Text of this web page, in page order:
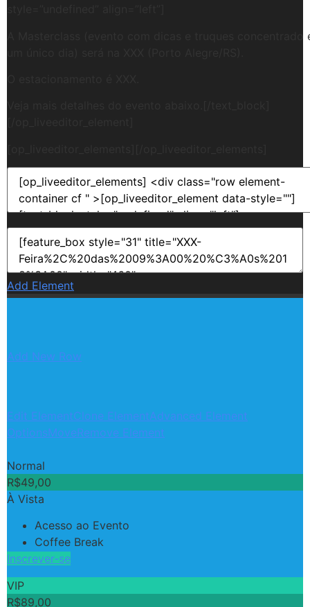
A Masterclass (evento com dicas e truques concentrado
Add Element
Add New Row
Edit ElementClone ElementAdvanced Element
OptionsMoveRemove Element
Normal
R$49,00
À Vista
Acesso ao Evento
Coffee Break
Inscrever-se
VIP
R$89,00